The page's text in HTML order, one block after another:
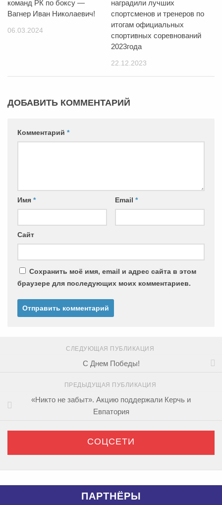
команд РК по боксу —
Вагнер Иван Николаевич!
06.03.2024
наградили лучших
спортсменов и тренеров по
итогам официальных
спортивных соревнований
2023года
22.12.2023
ДОБАВИТЬ КОММЕНТАРИЙ
Комментарий *
Имя * Email *
Сайт
Сохранить моё имя, email и адрес сайта в этом
браузере для последующих моих комментариев.
СЛЕДУЮЩАЯ ПУБЛИКАЦИЯ
С Днем Победы!
ПРЕДЫДУЩАЯ ПУБЛИКАЦИЯ
«Никто не забыт». Акцию поддержали Керчь и
Евпатория
СОЦСЕТИ
ПАРТНЁРЫ